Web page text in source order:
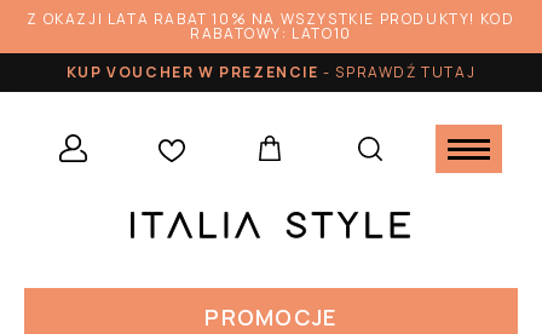
Z OKAZJI LATA RABAT 10% NA WSZYSTKIE PRODUKTY! KOD
RABATOWY: LATO10
KUP VOUCHER W PREZENCIE-SPRAWDŹ TUTAJ
PROMOCJE